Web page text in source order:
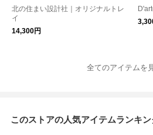
北の住まい設計社｜オリジナルトレ
イ
14,300円
全てのアイテムを
このストアの人気アイテムランキン